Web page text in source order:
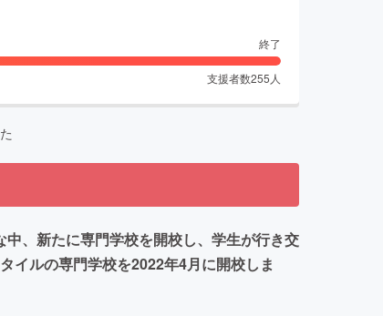
終了
支援者数255 人
、新たに専門学校を開校し、学生が行き交
イルの専門学校を2022年4月に開校しま